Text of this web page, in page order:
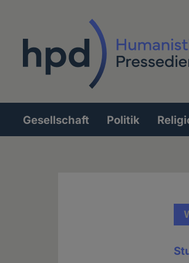
Hauptnavigation
Gesellschaft Politik